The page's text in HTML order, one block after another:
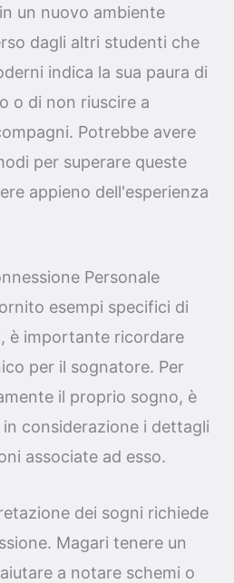
un nuovo ambiente
dagli altri studenti che
indica la sua paura di
o di non riuscire a
Potrebbe avere
per superare queste
appieno dell'esperienza
Personale
esempi specifici di
è importante ricordare
per il sognatore. Per
il proprio sogno, è
considerazione i dettagli
associate ad esso.
dei sogni richiede
Magari tenere un
a notare schemi o